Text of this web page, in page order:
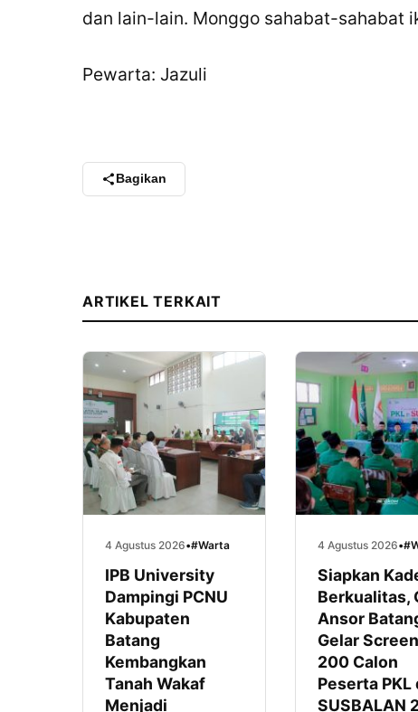
dan lain-lain. Monggo sahabat-sahabat
Pewarta: Jazuli
Bagikan
ARTIKEL TERKAIT
4 Agustus 2026•#Warta
IPB University
Dampingi PCNU
Kabupaten
Batang
Kembangkan
Tanah Wakaf
Menjadi
4 Agustus 2026•
Siapkan
Berkualitas,
Ansor
Gelar
200 Calon
Peserta PKL
SUSBALAN